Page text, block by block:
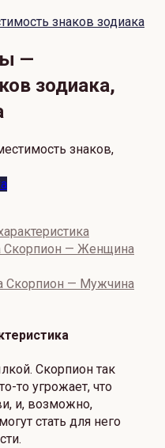
знаков зодиака
—
зодиака,
Скорпион — Женщина
Скорпион — Мужчина
Скорпион так
то угрожает, что
и, возможно,
стать для него